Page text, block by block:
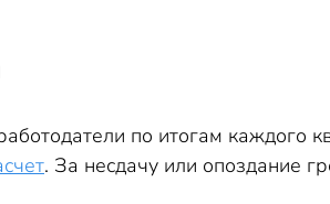
по итогам каждого
. За несдачу или опоздание